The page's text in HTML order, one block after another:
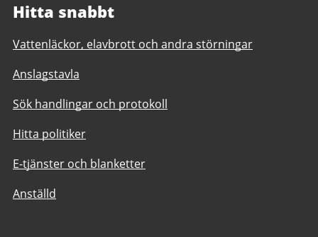
Hitta snabbt
Vattenläckor, elavbrott och andra störningar
Anslagstavla
Sök handlingar och protokoll
Hitta politiker
E-tjänster och blanketter
Anställd